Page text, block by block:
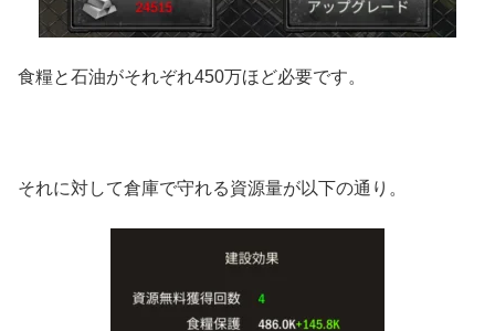
食糧と石油がそれぞれ450万ほど必要です。
それに対して倉庫で守れる資源量が以下の通り。